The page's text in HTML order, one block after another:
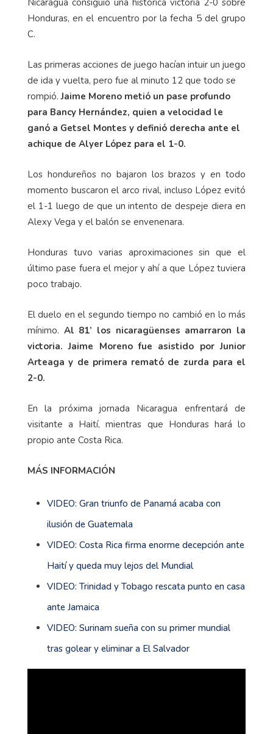
Nicaragua consiguió una histórica victoria 2-0 sobre
Honduras, en el encuentro por la fecha 5 del grupo
C.
Las primeras acciones de juego hacían intuir un juego
de ida y vuelta, pero fue al minuto 12 que todo se
rompió.Jaime Moreno metió un pase profundo
para Bancy Hernández, quien a velocidad le
ganó a Getsel Montes y definió derecha ante el
achique de Alyer López para el 1-0.
Los hondureños no bajaron los brazos y en todo
momento buscaron el arco rival, incluso López evitó
el 1-1 luego de que un intento de despeje diera en
Alexy Vega y el balón se envenenara.
Honduras tuvo varias aproximaciones sin que el
último pase fuera el mejor y ahí a que López tuviera
poco trabajo.
El duelo en el segundo tiempo no cambió en lo más
mínimo. Al 81’ los nicaragüenses amarraron la
victoria. Jaime Moreno fue asistido por Junior
Arteaga y de primera remató de zurda para el
2-0.
En la próxima jornada Nicaragua enfrentará de
visitante a Haití, mientras que Honduras hará lo
propio ante Costa Rica.
MÁS INFORMACIÓN
VIDEO: Gran triunfo de Panamá acaba con
ilusión de Guatemala
VIDEO: Costa Rica firma enorme decepción ante
Haití y queda muy lejos del Mundial
VIDEO: Trinidad y Tobago rescata punto en casa
ante Jamaica
VIDEO: Surinam sueña con su primer mundial
tras golear y eliminar a El Salvador